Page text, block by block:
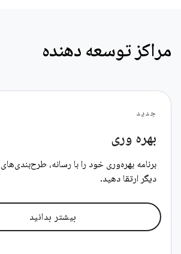
مراکز توسعه دهنده
جدید
بهره وری
برنامه بهره‌وری خود را با رسانه،
دیگر ارتقا دهید.
بیشتر بدانید